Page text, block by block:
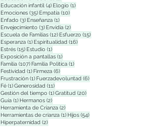
Educación infantil (4)4 entradas
Elogio (1)1 entrada
Emociones (35)35 entradas
Empatía (10)10 entradas
Enfado (3)3 entradas
Enseñanza (1)1 entrada
Envejecimiento (3)3 entradas
Envidia (2)2 entradas
Escuela de Familias (12)12 entradas
Esfuerzo (15)15 entradas
Esperanza (1)1 entrada
Espiritualidad (16)16 entradas
Estrés (15)15 entradas
Estudio (1)1 entrada
Exposición a pantallas (1)1 entrada
Familia (107)107 entradas
Familia Polìtica (1)1 entrada
Festividad (1)1 entrada
Firmeza (6)6 entradas
Frustración (1)1 entrada
Fuerzadevoluntad (6)6 entradas
Fé (1)1 entrada
Generosidad (11)11 entradas
Gestión del tiempo (1)1 entrada
Gratitud (20)20 entradas
Guía (1)1 entrada
Hermanos (2)2 entradas
Herramienta de Crianza (2)2 entradas
Herramientas de crianza (1)1 entrada
Hijos (54)54 entradas
Hiperpaternidad (2)2 entradas